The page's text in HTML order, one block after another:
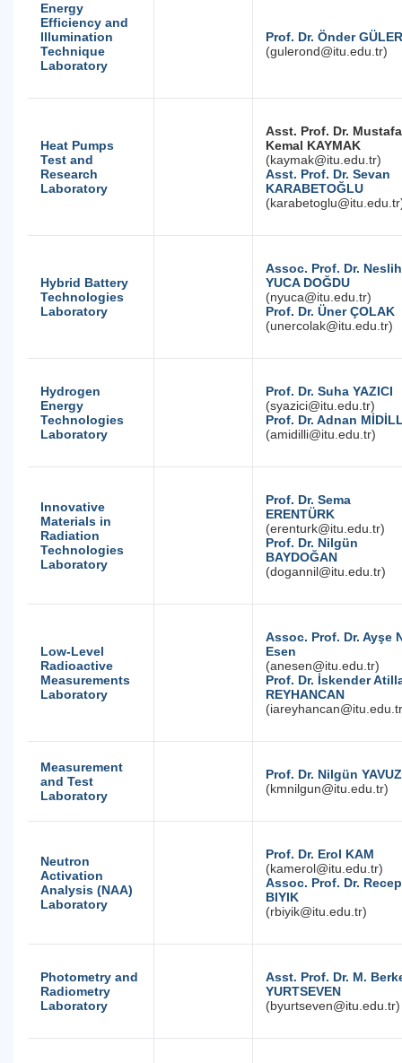
Energy
Efficiency and
Illumination
Technique
Laboratory
Prof. Dr. Önder GÜLER
(gulerond@itu.edu.tr)
Heat Pumps
Test and
Research
Laboratory
Asst. Prof. Dr. Mustafa
Kemal KAYMAK
(kaymak@itu.edu.tr)
Asst. Prof. Dr. Sevan
KARABETOĞLU
Hybrid Battery
Technologies
Laboratory
Assoc. Prof. Dr.
YUCA DOĞDU
(nyuca@itu.edu.tr)
Prof. Dr. Üner ÇOLAK
(unercolak@itu.edu.tr)
Hydrogen
Energy
Technologies
Laboratory
Prof. Dr. Suha YAZICI
(syazici@itu.edu.tr)
Prof. Dr. Adnan
(amidilli@itu.edu.tr)
Innovative
Materials in
Radiation
Technologies
Laboratory
Prof. Dr. Sema
ERENTÜRK
(erenturk@itu.edu.tr)
Prof. Dr. Nilgün
BAYDOĞAN
(dogannil@itu.edu.tr)
Low-Level
Radioactive
Measurements
Laboratory
Assoc. Prof. Dr. Ayşe
Esen
(anesen@itu.edu.tr)
Prof. Dr. İskender
REYHANCAN
Measurement
and Test
Laboratory
Prof. Dr. Nilgün YAVUZ
(kmnilgun@itu.edu.tr)
Neutron
Activation
Analysis (NAA)
Laboratory
Prof. Dr. Erol KAM
(kamerol@itu.edu.tr)
Assoc. Prof. Dr. Recep
BIYIK
(rbiyik@itu.edu.tr)
Photometry and
Radiometry
Laboratory
Asst. Prof. Dr. M.
YURTSEVEN
(byurtseven@itu.edu.tr)